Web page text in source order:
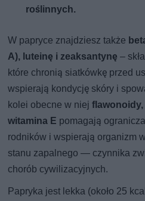
roślinnych.
W papryce znajdziesz także
A), luteinę i zeaksantynę –
które chronią siatkówkę przed
wspierają kondycję skóry i
kolei obecne w niej
witamina E pomagają
rodników i wspierają organizm
stanu zapalnego — czynnika
chorób cywilizacyjnych.
Papryka jest lekka (około 25